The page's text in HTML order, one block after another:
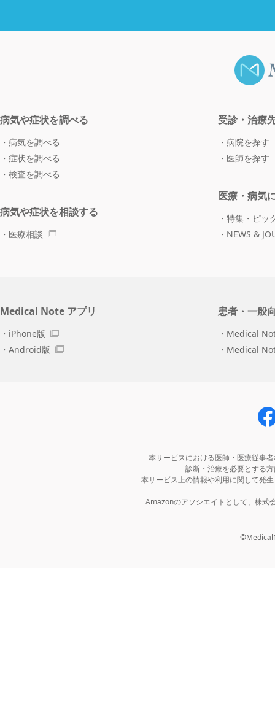
病気や症状を調べる
病気を調べる
症状を調べる
検査を調べる
病気や症状を相談する
医療相談
受診・治療
病院を探す
医師を探す
医療・病気
特集・ピッ
NEWS &
Medical Note アプリ
iPhone版
Android版
患者・一般
Medical
Medical
本サービスにおける医師・医療従事
診断・治療を必要とする
本サービス上の情報や利用に関して発
Amazonのアソシエイトとして、株式